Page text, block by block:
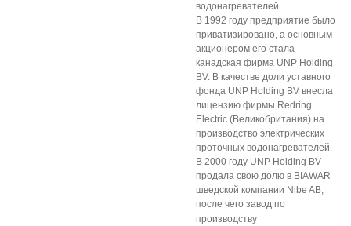
водонагревателей.
В 1992 году предприятие было
приватизировано, а основным
акционером его стала
канадская фирма UNP Holding
BV. В качестве доли уставного
фонда UNP Holding BV внесла
лицензию фирмы Redring
Electric (Великобритания) на
производство электрических
проточных водонагревателей.
В 2000 году UNP Holding BV
продала свою долю в BIAWAR
шведской компании Nibe AB,
после чего завод по
производству